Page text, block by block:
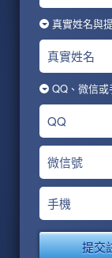
真實姓名與
真實姓名
QQ、微信
QQ
微信號
手機